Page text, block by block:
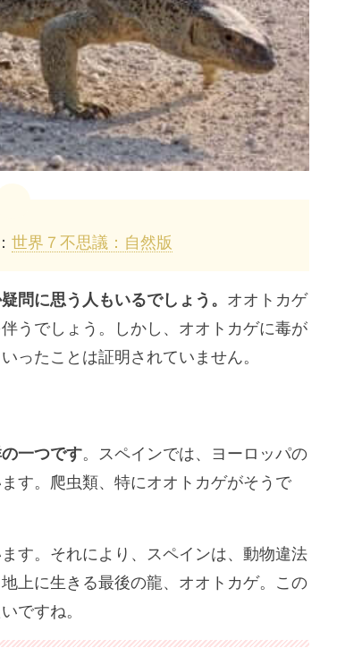
世界７不思議：自然版
問に思う人もいるでしょう。 オオトカゲ
うでしょう。しかし、オオトカゲに毒が
ったことは証明されていません。
一つです。スペインでは、ヨーロッパの
す。爬虫類、特にオオトカゲがそうで
す。それにより、スペインは、動物違法
上に生きる最後の龍、オオトカゲ。この
ですね。